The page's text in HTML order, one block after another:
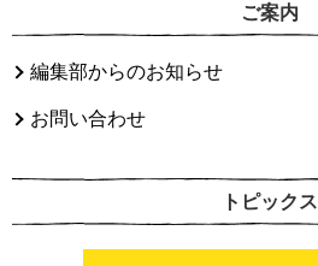
ご案内
編集部からのお知らせ
お問い合わせ
トピックス